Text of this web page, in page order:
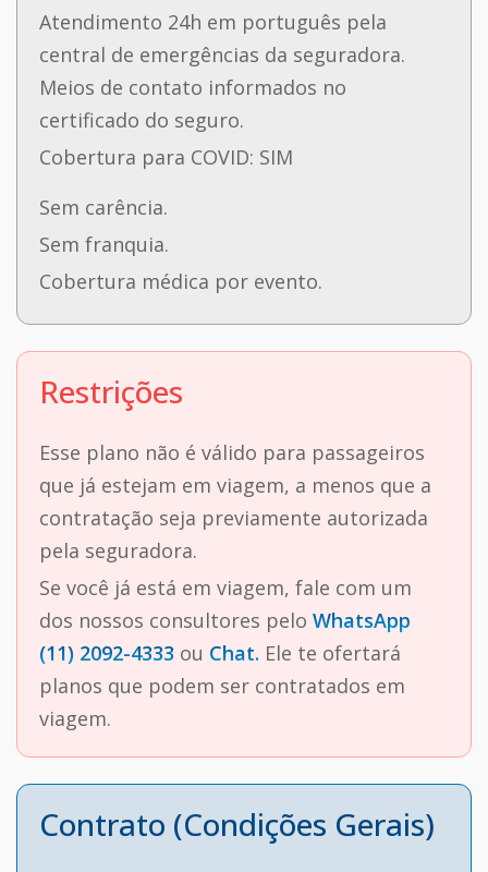
Atendimento 24h em português pela
central de emergências da seguradora.
Meios de contato informados no
certificado do seguro.
Cobertura para COVID: SIM
Sem carência.
Sem franquia.
Cobertura médica por evento.
Restrições
Esse plano não é válido para passageiros
que já estejam em viagem, a menos que a
contratação seja previamente autorizada
pela seguradora.
Se você já está em viagem, fale com um
dos nossos consultores pelo WhatsApp
(11) 2092-4333 ou Chat. Ele te ofertará
planos que podem ser contratados em
viagem.
Contrato (Condições Gerais)